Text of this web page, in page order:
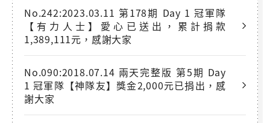
No.242:2023.03.11 第178期 Day 1 冠軍隊
【有力人士】愛心已送出，累計捐款
1,389,111元，感謝大家
No.090:2018.07.14 兩天完整版 第5期 Day
1 冠軍隊【神隊友】獎金2,000元已捐出，感
謝大家